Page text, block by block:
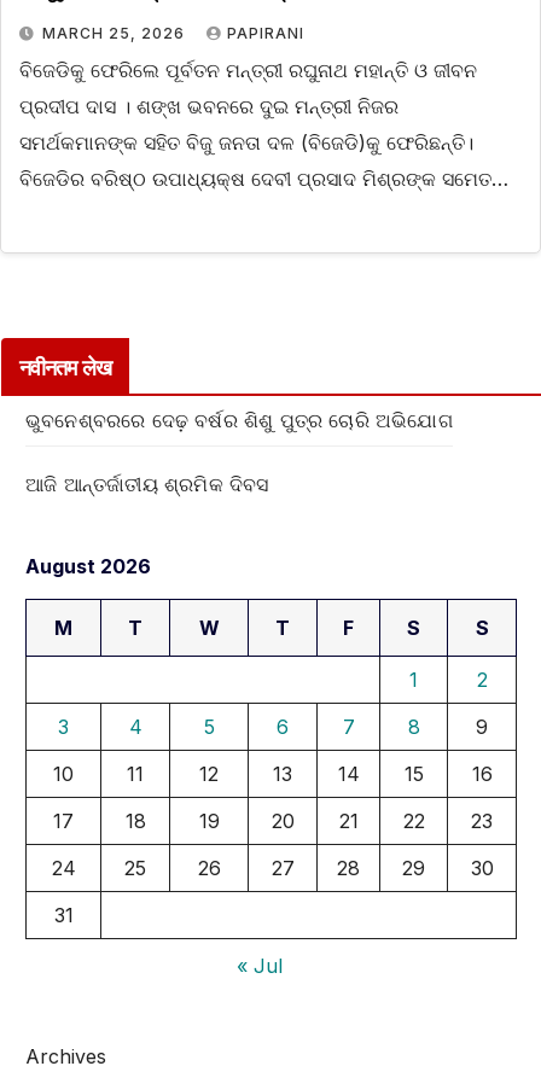
MARCH 25, 2026 PAPIRANI
ବିଜେଡିକୁ ଫେରିଲେ ପୂର୍ବତନ ମନ୍ତ୍ରୀ ରଘୁନାଥ ମହାନ୍ତି ଓ ଜୀବନ
ପ୍ରଦୀପ ଦାସ । ଶଙ୍ଖ ଭବନରେ ଦୁଇ ମନ୍ତ୍ରୀ ନିଜର
ସମର୍ଥକମାନଙ୍କ ସହିତ ବିଜୁ ଜନତା ଦଳ (ବିଜେଡି)କୁ ଫେରିଛନ୍ତି।
ବିଜେଡିର ବରିଷ୍ଠ ଉପାଧ୍ୟକ୍ଷ ଦେବୀ ପ୍ରସାଦ ମିଶ୍ରଙ୍କ ସମେତ…
नवीनतम लेख
ଭୁବନେଶ୍ବରରେ ଦେଢ଼ ବର୍ଷର ଶିଶୁ ପୁତ୍ର ଚୋରି ଅଭିଯୋଗ
ଆଜି ଆନ୍ତର୍ଜାତୀୟ ଶ୍ରମିକ ଦିବସ
August 2026
M T W T F S S
1
2
3
4 5 6 7 8
9
10
11 12 13 14 15
16
17
18 19 20 21 22
23
24
25 26 27 28 29
30
31
« Jul
Archives